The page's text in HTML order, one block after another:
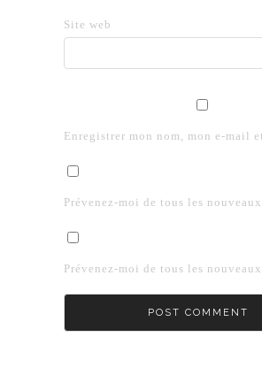
Site web
Enregistrer mon nom, mon e-mail
Prévenez-moi de tous les
Prévenez-moi de tous les